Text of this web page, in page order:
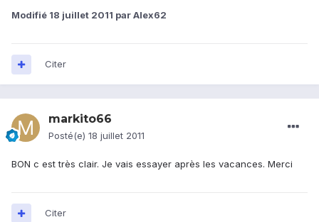
Modifié 18 juillet 2011 par Alex62
Citer
markito66
Posté(e) 18 juillet 2011
BON c est très clair. Je vais essayer après les vacances. Merci
Citer